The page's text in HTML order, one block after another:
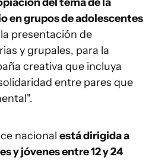
en grupos de adolescentes
presentación de
y grupales, para la
creativa que incluya
entre pares que
nacional está dirigida a
y jóvenes entre 12 y 24